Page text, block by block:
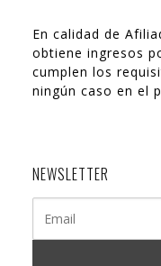
En calidad de
obtiene ingresos
cumplen los
ningún caso en el
NEWSLETTER